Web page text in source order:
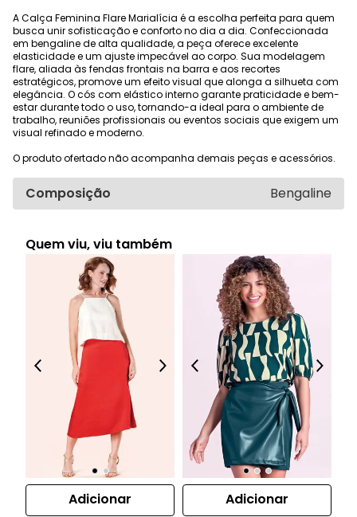
A Calça Feminina Flare Marialícia é a escolha perfeita para quem
busca unir sofisticação e conforto no dia a dia. Confeccionada
em bengaline de alta qualidade, a peça oferece excelente
elasticidade e um ajuste impecável ao corpo. Sua modelagem
flare, aliada às fendas frontais na barra e aos recortes
estratégicos, promove um efeito visual que alonga a silhueta com
elegância. O cós com elástico interno garante praticidade e bem-
estar durante todo o uso, tornando-a ideal para o ambiente de
trabalho, reuniões profissionais ou eventos sociais que exigem um
visual refinado e moderno.
O produto ofertado não acompanha demais peças e acessórios.
Composição Bengaline
Quem viu, viu também
Adicionar Adicionar